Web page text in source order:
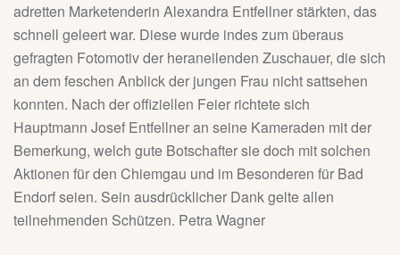
adretten Marketenderin Alexandra Entfellner stärkten, das
schnell geleert war. Diese wurde indes zum überaus
gefragten Fotomotiv der heraneilenden Zuschauer, die sich
an dem feschen Anblick der jungen Frau nicht sattsehen
konnten. Nach der offiziellen Feier richtete sich
Hauptmann Josef Entfellner an seine Kameraden mit der
Bemerkung, welch gute Botschafter sie doch mit solchen
Aktionen für den Chiemgau und im Besonderen für Bad
Endorf seien. Sein ausdrücklicher Dank gelte allen
teilnehmenden Schützen. Petra Wagner